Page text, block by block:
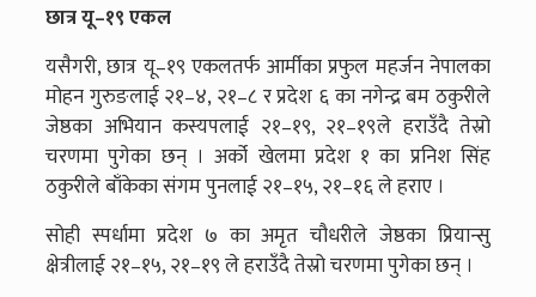
छात्र यू–१९ एकल
यसैगरी, छात्र यू–१९ एकलतर्फ आर्मीका प्रफुल महर्जन नेपालका
मोहन गुरुङलाई २१–४, २१–८ र प्रदेश ६ का नगेन्द्र बम ठकुरीले
जेष्ठका अभियान कस्यपलाई २१–१९, २१–१९ले हराउँदै तेस्रो
चरणमा पुगेका छन् । अर्को खेलमा प्रदेश १ का प्रनिश सिंह
ठकुरीले बाँकेका संगम पुनलाई २१–१५, २१–१६ ले हराए ।
सोही स्पर्धामा प्रदेश ७ का अमृत चौधरीले जेष्ठका प्रियान्सु
क्षेत्रीलाई २१–१५, २१–१९ ले हराउँदै तेस्रो चरणमा पुगेका छन् ।